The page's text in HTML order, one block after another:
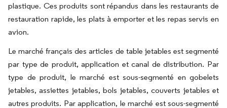
plastique. Ces produits sont répandus dans les restaurants de
restauration rapide, les plats à emporter et les repas servis en
avion.
Le marché français des articles de table jetables est segmenté
par type de produit, application et canal de distribution. Par
type de produit, le marché est sous-segmenté en gobelets
jetables, assiettes jetables, bols jetables, couverts jetables et
autres produits. Par application, le marché est sous-segmenté